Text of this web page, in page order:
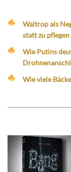
Waltrop als
statt zu pflegen
Wie Putins
Wie viele